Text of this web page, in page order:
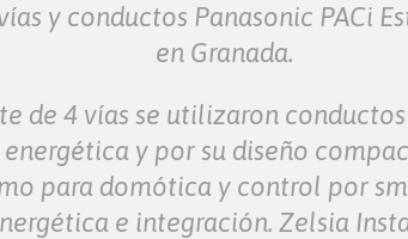
y conductos Panasonic PACi
en Granada.
4 vías se utilizaron
y por su diseño
para domótica y control por
e integración. Zelsia